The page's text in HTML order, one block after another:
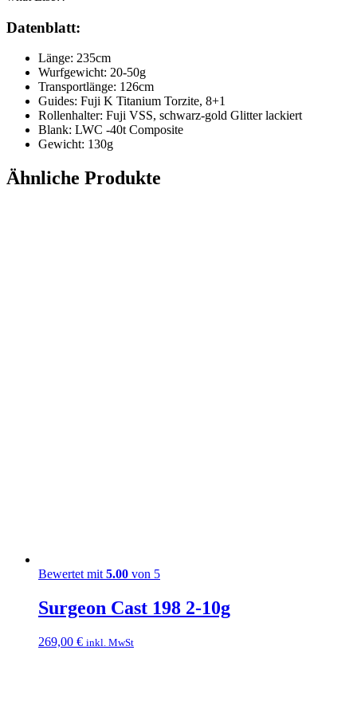
Datenblatt:
Länge: 235cm
Wurfgewicht: 20-50g
Transportlänge: 126cm
Guides: Fuji K Titanium Torzite, 8+1
Rollenhalter: Fuji VSS, schwarz-gold Glitter lackiert
Blank: LWC -40t Composite
Gewicht: 130g
Ähnliche Produkte
Bewertet mit 5.00 von 5
Surgeon Cast 198 2-10g
269,00 € inkl. MwSt